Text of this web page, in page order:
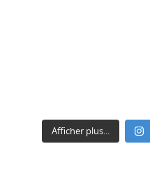
Afficher plus...